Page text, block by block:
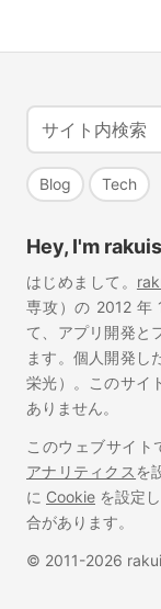
Blog Tech
Hey, I'm
はじめまして。
専攻）の 2012 年
て、アプリ開発と
ます。個人開発し
栄光）。このサイ
ありません。
このウェブサイト
アナリティクスを
に Cookie を設定
合があります。
© 2011-2026